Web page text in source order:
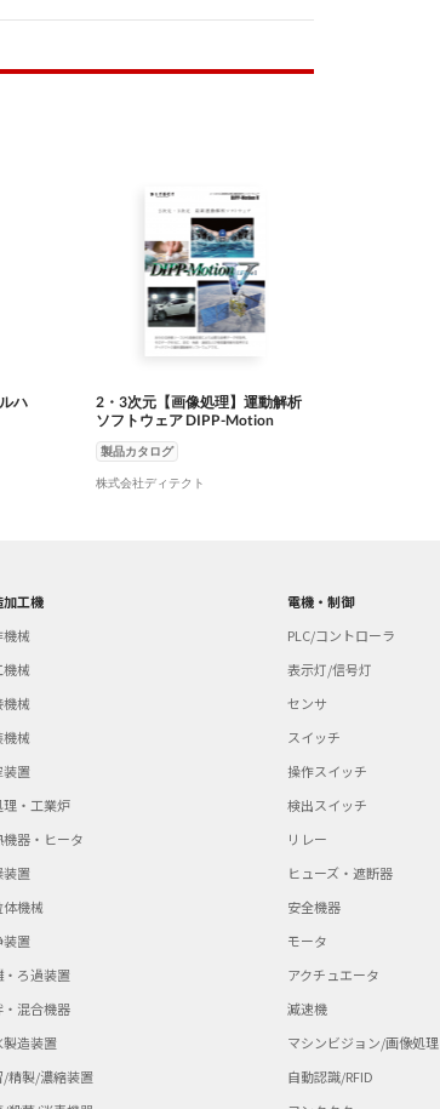
ハ
2・3次元【画像処理】運動解析
ソフトウェア DIPP-Motion
製品カタログ
株式会社ディテクト
加工機
機械
械
機械
械
装置
理・工業炉
機器・ヒータ
装置
機械
装置
・ろ過装置
・混合機器
製造装置
/精製/濃縮装置
電機・制御
PLC/コントローラ
表示灯/信号灯
センサ
スイッチ
操作スイッチ
検出スイッチ
リレー
ヒューズ・遮断器
安全機器
モータ
アクチュエータ
減速機
マシンビジョン/画像処理
自動認識/RFID